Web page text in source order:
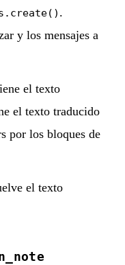
.
y los mensajes a
el texto
el texto traducido
por los bloques de
el texto